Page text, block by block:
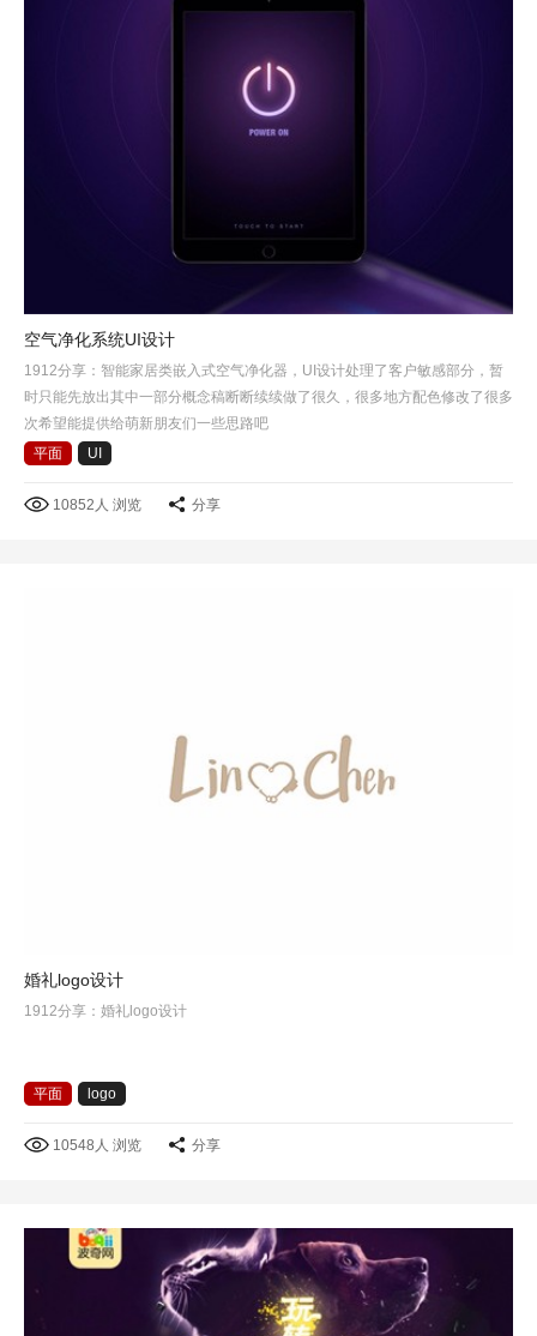
空气净化系统UI设计
1912分享：智能家居类嵌入式空气净化器，UI设计处理了客户敏感部分，暂
时只能先放出其中一部分概念稿断断续续做了很久，很多地方配色修改了很多
次希望能提供给萌新朋友们一些思路吧
平面
UI
10852人 浏览 分享
婚礼logo设计
1912分享：婚礼logo设计
平面 logo
10548人 浏览 分享